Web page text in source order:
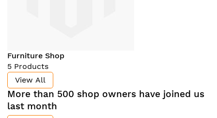
Furniture Shop
5 Products
View All
More than 500 shop owners have joined us
last month